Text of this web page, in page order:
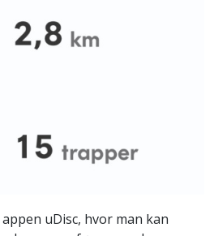
uDisc, hvor man kan